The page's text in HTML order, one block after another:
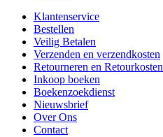
Klantenservice
Bestellen
Veilig Betalen
Verzenden en verzendkosten
Retourneren en Retourkosten
Inkoop boeken
Boekenzoekdienst
Nieuwsbrief
Over Ons
Contact